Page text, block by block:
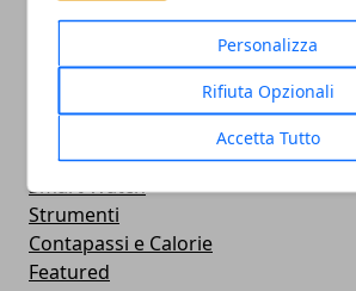
Personalizza
Rifiuta Opzionali
Accetta Tutto
Intrattenimento
Confronto
Cellulari e Smartphone
Immagini e GIF Buongiorno per
Smart Watch
Strumenti
Contapassi e Calorie
Featured